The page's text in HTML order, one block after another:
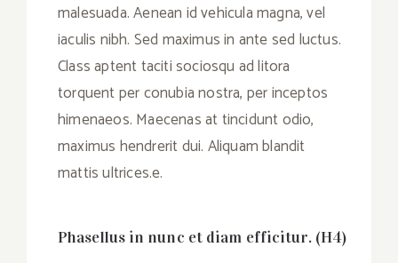
malesuada. Aenean id vehicula magna, vel
iaculis nibh. Sed maximus in ante sed luctus.
Class aptent taciti sociosqu ad litora
torquent per conubia nostra, per inceptos
himenaeos. Maecenas at tincidunt odio,
maximus hendrerit dui. Aliquam blandit
mattis ultrices.e.
Phasellus in nunc et diam efficitur. (H4)